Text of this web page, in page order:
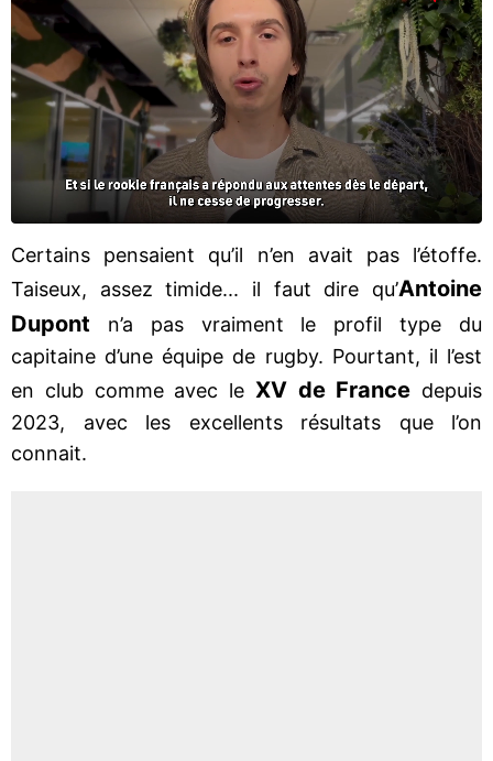
Certains pensaient qu’il n’en avait pas l’étoffe.
Taiseux, assez timide... il faut dire qu’Antoine
Dupont n’a pas vraiment le profil type du
capitaine d’une équipe de rugby. Pourtant, il l’est
en club comme avec le XV de France depuis
2023, avec les excellents résultats que l’on
connait.